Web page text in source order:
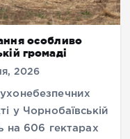
особливо
громаді
2026
у Чорнобаївській
на 606 гектарах